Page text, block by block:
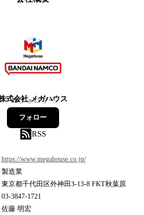
式会社 メガハウス
45フォロワー
フォロー
RSS
https://www.megahouse.co.jp/
製造業
東京都千代田区外神田3-13-8 FKT秋葉原
03-3847-1721
佐藤 明宏